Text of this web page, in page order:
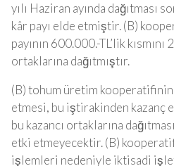
yılı Haziran ayında dağıtması
kâr payı elde etmiştir. (B)
payının 600.000.-TL’lik
ortaklarına dağıtmıştır.
(B) tohum üretim
etmesi, bu iştirakinden kazanç
bu kazancı ortaklarına
etki etmeyecektir. (B)
işlemleri nedeniyle iktisadi